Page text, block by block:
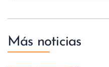
Más noticias